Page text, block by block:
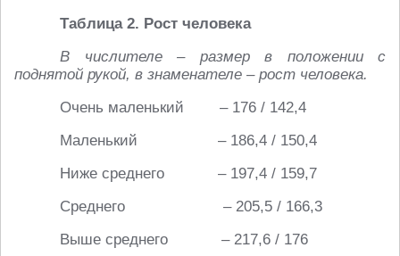
Таблица 2. Рост человека
В числителе – размер в положении с
поднятой рукой, в знаменателе – рост человека.
Очень маленький – 176 / 142,4
Маленький – 186,4 / 150,4
Ниже среднего – 197,4 / 159,7
Среднего – 205,5 / 166,3
Выше среднего – 217,6 / 176